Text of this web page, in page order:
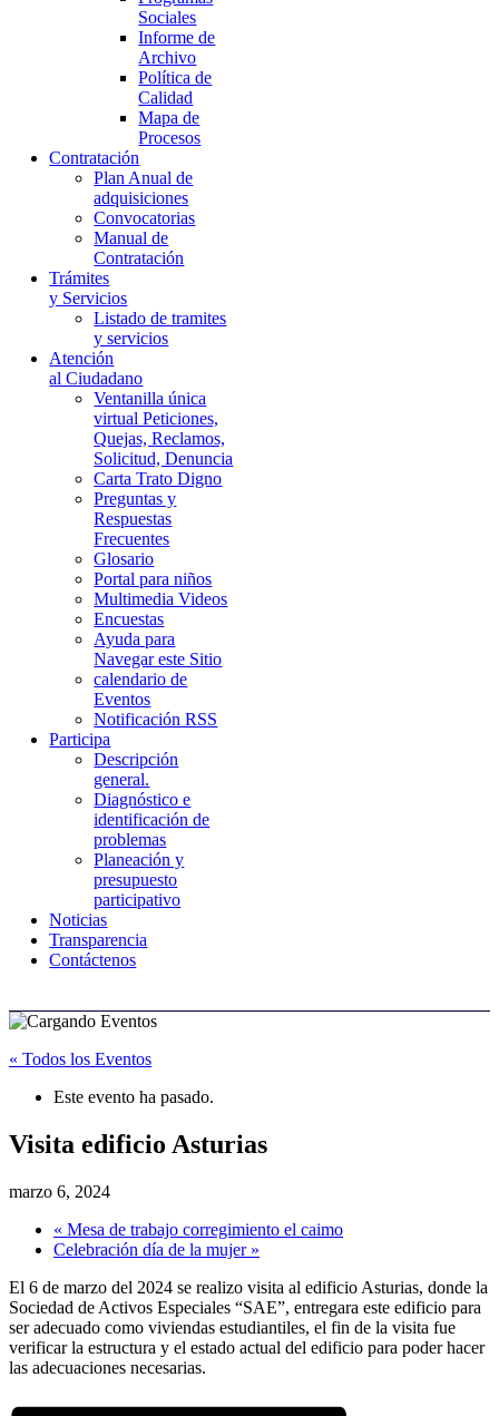
Sociales
Informe de
Archivo
Política de
Calidad
Mapa de
Procesos
Contratación
Plan Anual de
adquisiciones
Convocatorias
Manual de
Contratación
Trámites
y Servicios
Listado de tramites
y servicios
Atención
al Ciudadano
Ventanilla única
virtual Peticiones,
Quejas, Reclamos,
Solicitud, Denuncia
Carta Trato Digno
Preguntas y
Respuestas
Frecuentes
Glosario
Portal para niños
Multimedia Videos
Encuestas
Ayuda para
Navegar este Sitio
calendario de
Eventos
Notificación RSS
Participa
Descripción
general.
Diagnóstico e
identificación de
problemas
Planeación y
presupuesto
participativo
Noticias
Transparencia
Contáctenos
« Todos los Eventos
Este evento ha pasado.
Visita edificio Asturias
marzo 6, 2024
« Mesa de trabajo corregimiento el caimo
Celebración día de la mujer »
El 6 de marzo del 2024 se realizo visita al edificio Asturias, donde la
Sociedad de Activos Especiales “SAE”, entregara este edificio para
ser adecuado como viviendas estudiantiles, el fin de la visita fue
verificar la estructura y el estado actual del edificio para poder hacer
las adecuaciones necesarias.